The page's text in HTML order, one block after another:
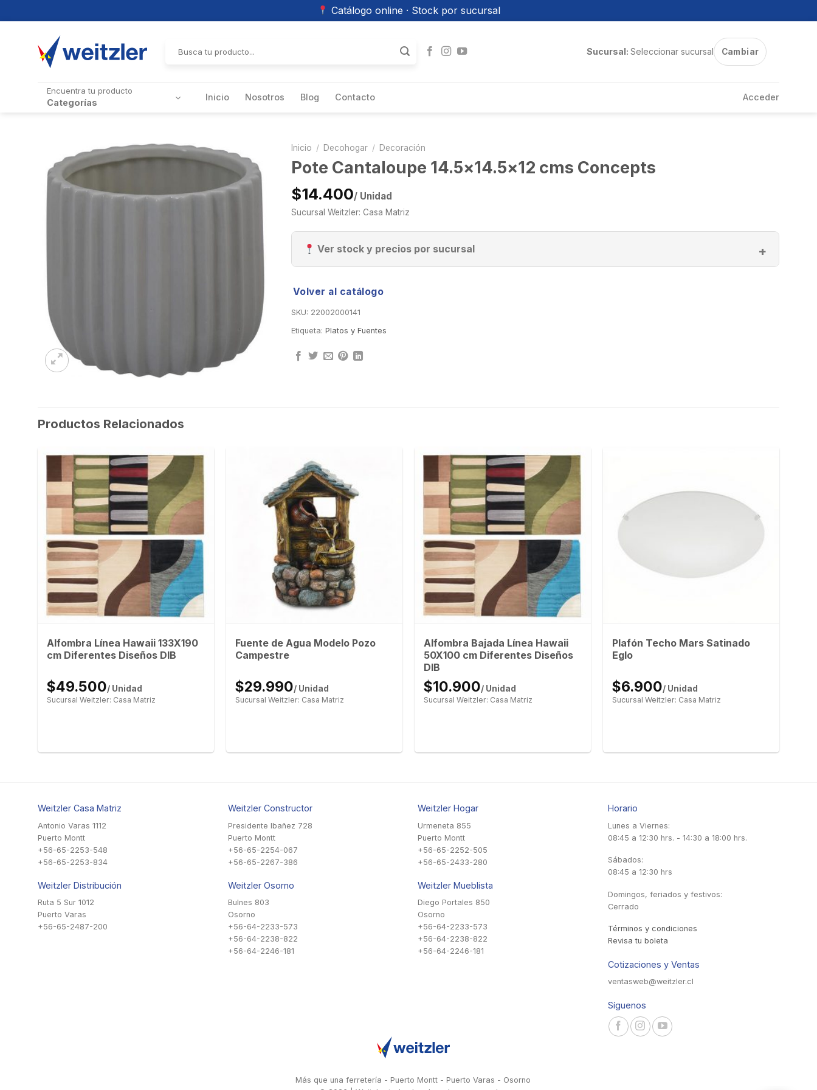
Catálogo online · Stock por sucursal
por:
Sucursal: Seleccionar sucursal Cambiar
Encuentra tu producto
Categorías Inicio Nosotros Blog Contacto Acceder
Inicio / Decohogar / Decoración
Pote Cantaloupe 14.5×14.5×12 cms Concepts
$14.400/ Unidad
Sucursal Weitzler: Casa Matriz
Ver stock y precios por sucursal
Volver al catálogo
SKU: 22002000141
Etiqueta: Platos y Fuentes
Productos Relacionados
Alfombra Línea Hawaii 133X190
cm Diferentes Diseños DIB
$49.500/ Unidad
Sucursal Weitzler: Casa Matriz
Fuente de Agua Modelo Pozo
Campestre
$29.990/ Unidad
Sucursal Weitzler: Casa Matriz
Alfombra Bajada Línea Hawaii
50X100 cm Diferentes Diseños
DIB
$10.900/ Unidad
Sucursal Weitzler: Casa Matriz
Plafón Techo Mars Satinado
Eglo
$6.900/ Unidad
Sucursal Weitzler: Casa Matriz
Weitzler Casa Matriz
Antonio Varas 1112
Puerto Montt
+56-65-2253-548
+56-65-2253-834
Weitzler Distribución
Ruta 5 Sur 1012
Puerto Varas
+56-65-2487-200
Weitzler Constructor
Presidente Ibañez 728
Puerto Montt
+56-65-2254-067
+56-65-2267-386
Weitzler Osorno
Bulnes 803
Osorno
+56-64-2233-573
+56-64-2238-822
+56-64-2246-181
Weitzler Hogar
Urmeneta 855
Puerto Montt
+56-65-2252-505
+56-65-2433-280
Weitzler Mueblista
Diego Portales 850
Osorno
+56-64-2233-573
+56-64-2238-822
+56-64-2246-181
Horario
Lunes a Viernes:
08:45 a 12:30 hrs. - 14:30 a 18:00 hrs.
Sábados:
08:45 a 12:30 hrs
Domingos, feriados y festivos:
Cerrado
Términos y condiciones
Revisa tu boleta
Cotizaciones y Ventas
ventasweb@weitzler.cl
Síguenos
Más que una ferretería - Puerto Montt - Puerto Varas - Osorno